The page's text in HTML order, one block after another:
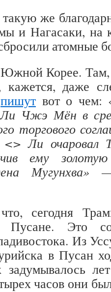
же
и Нагасаки, на
атомные
Корее.
даже
пишут вот о чем:
Чжэ Мён в
торгового
Ли очаровал
ему
Мугунхва»
сегодня
Пусане. Это
Из
в Пусан
задумывалось
часов они